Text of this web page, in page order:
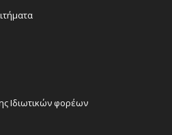
Ιδιωτικών φορέων